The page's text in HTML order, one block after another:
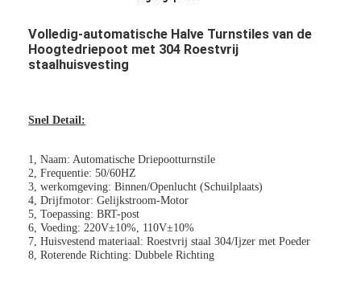
Volledig-automatische Halve Turnstiles van de
Hoogtedriepoot met 304 Roestvrij
staalhuisvesting
Snel Detail:
1, Naam: Automatische Driepootturnstile
2, Frequentie: 50/60HZ
3, werkomgeving: Binnen/Openlucht (Schuilplaats)
4, Drijfmotor: Gelijkstroom-Motor
5, Toepassing: BRT-post
6, Voeding: 220V±10%, 110V±10%
7, Huisvestend materiaal: Roestvrij staal 304/Ijzer met Poeder
8, Roterende Richting: Dubbele Richting